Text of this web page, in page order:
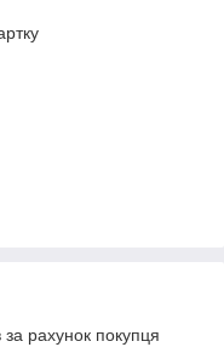
рахунок покупця